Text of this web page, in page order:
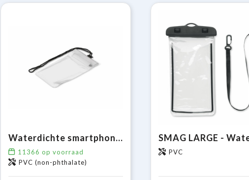
Waterdichte smartphone tas
11366 op voorraad
PVC (non-phthalate)
PVC